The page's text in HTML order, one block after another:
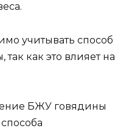
учитывать способ
как это влияет на
БЖУ говядины